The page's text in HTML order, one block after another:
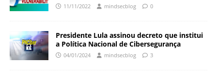
11/11/2022 mindsecblog 0
Presidente Lula assinou decreto que institui
a Política Nacional de Cibersegurança
04/01/2024 mindsecblog 3